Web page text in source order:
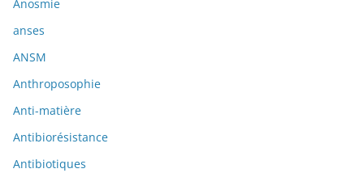
Anosmie
anses
ANSM
Anthroposophie
Anti-matière
Antibiorésistance
Antibiotiques